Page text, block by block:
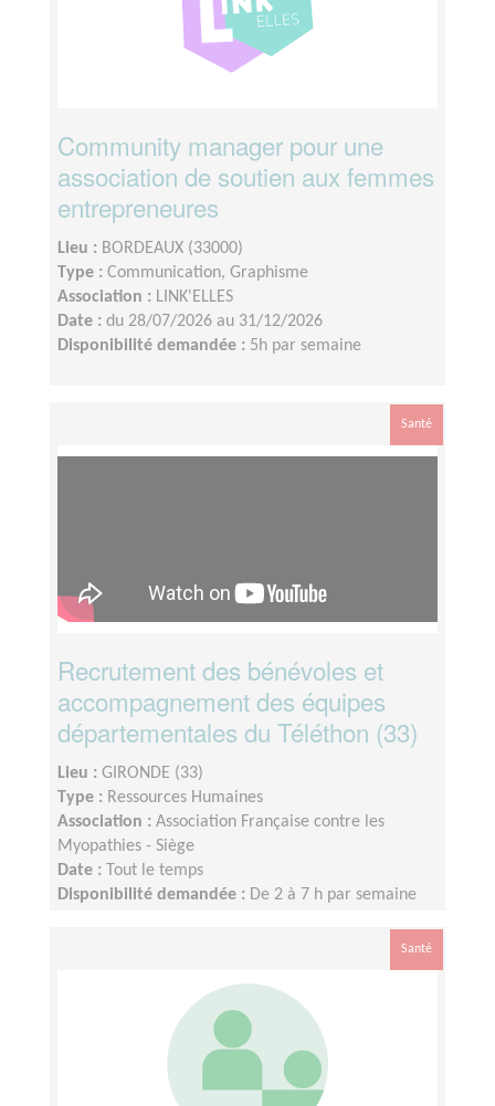
Community manager pour une
association de soutien aux femmes
entrepreneures
Lieu : BORDEAUX (33000)
Type : Communication, Graphisme
Association : LINK'ELLES
Date : du 28/07/2026 au 31/12/2026
Disponibilité demandée : 5h par semaine
Santé
Recrutement des bénévoles et
accompagnement des équipes
départementales du Téléthon (33)
Lieu : GIRONDE (33)
Type : Ressources Humaines
Association : Association Française contre les
Myopathies - Siège
Date :
Tout le temps
Disponibilité demandée : De 2 à 7 h par semaine
Santé